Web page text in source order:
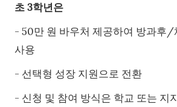
초 3학년은
- 50만 원 바우처 제공하여 방과후
사용
- 선택형 성장 지원으로 전환
- 신청 및 참여 방식은 학교 또는 지